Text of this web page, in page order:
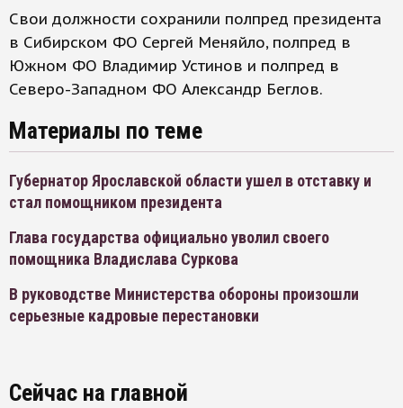
Свои должности сохранили полпред президента
в Сибирском ФО Сергей Меняйло, полпред в
Южном ФО Владимир Устинов и полпред в
Северо-Западном ФО Александр Беглов.
Материалы по теме
Губернатор Ярославской области ушел в отставку и
стал помощником президента
Глава государства официально уволил своего
помощника Владислава Суркова
В руководстве Министерства обороны произошли
серьезные кадровые перестановки
Сейчас на главной